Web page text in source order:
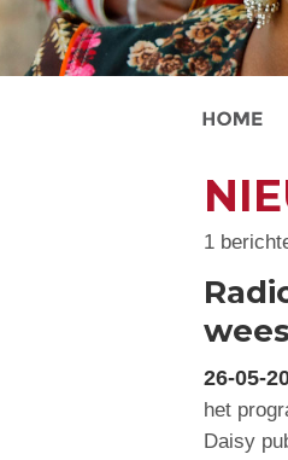
1
26-05-
het
Daisy